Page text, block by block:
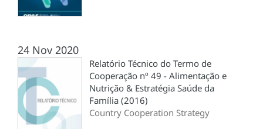
24 Nov 2020
Relatório Técnico do Termo de
Cooperação nº 49 - Alimentação e
Nutrição & Estratégia Saúde da
Família (2016)
Country Cooperation Strategy